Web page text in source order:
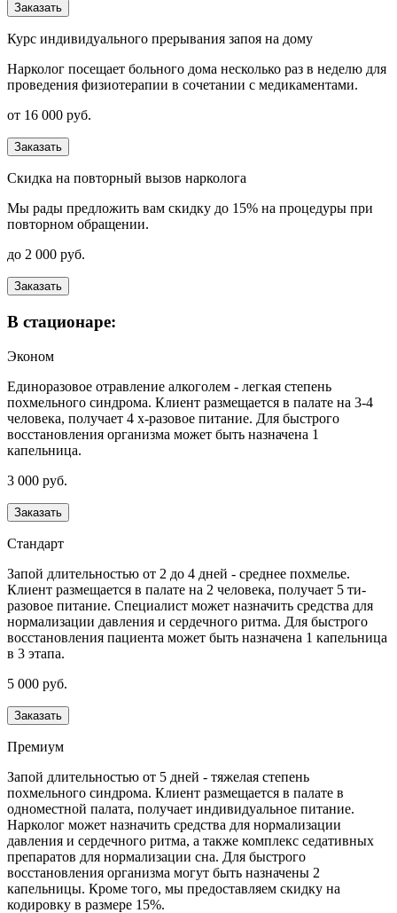
Заказать
Курс индивидуального прерывания запоя на дому
Нарколог посещает больного дома несколько раз в неделю для
проведения физиотерапии в сочетании с медикаментами.
от 16 000 руб.
Заказать
Скидка на повторный вызов нарколога
Мы рады предложить вам скидку до 15% на процедуры при
повторном обращении.
до 2 000 руб.
Заказать
В стационаре:
Эконом
Единоразовое отравление алкоголем - легкая степень
похмельного синдрома. Клиент размещается в палате на 3-4
человека, получает 4 х-разовое питание. Для быстрого
восстановления организма может быть назначена 1
капельница.
3 000 руб.
Заказать
Стандарт
Запой длительностью от 2 до 4 дней - среднее похмелье.
Клиент размещается в палате на 2 человека, получает 5 ти-
разовое питание. Специалист может назначить средства для
нормализации давления и сердечного ритма. Для быстрого
восстановления пациента может быть назначена 1 капельница
в 3 этапа.
5 000 руб.
Заказать
Премиум
Запой длительностью от 5 дней - тяжелая степень
похмельного синдрома. Клиент размещается в палате в
одноместной палата, получает индивидуальное питание.
Нарколог может назначить средства для нормализации
давления и сердечного ритма, а также комплекс седативных
препаратов для нормализации сна. Для быстрого
восстановления организма могут быть назначены 2
капельницы. Кроме того, мы предоставляем скидку на
кодировку в размере 15%.